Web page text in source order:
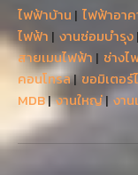
ไฟฟ้าบ้าน | ไฟฟ้าอาค
ไฟฟ้า | งานซ่อมบำรุง|
สายเมนไฟฟ้า | ช่างไ
คอนโทรล| ขอมิเตอร์
MDB|งานใหญ่| งาน